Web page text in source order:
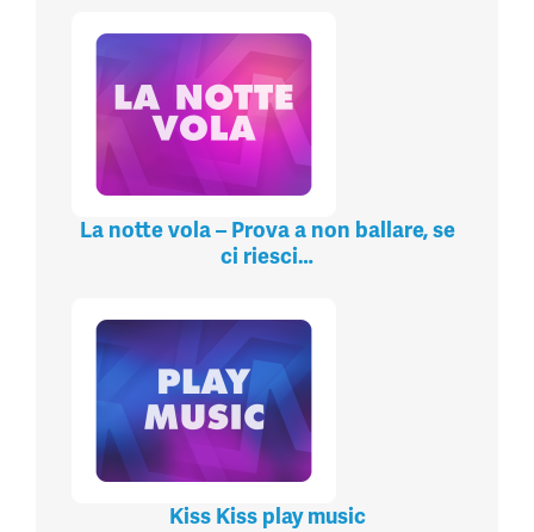
La notte vola – Prova a non ballare, se
ci riesci…
Kiss Kiss play music